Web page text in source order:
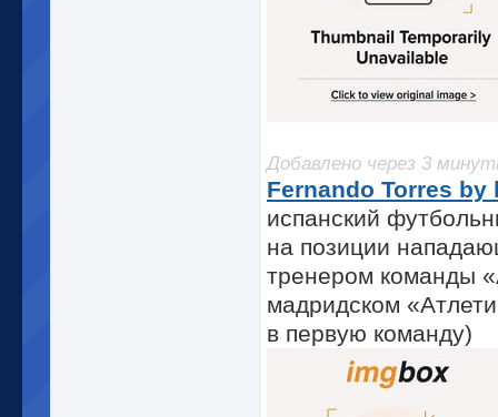
Добавлено через 3
Fernando Torres by
испанский
на позиции
тренером команды
мадридском
в первую команду)